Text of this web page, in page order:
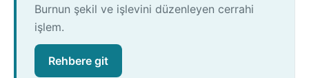
Burnun şekil ve işlevini düzenleyen cerrahi
işlem.
Rehbere git